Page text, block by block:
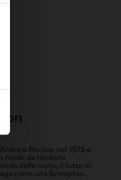
Ritchie, nel 1975 e
modo da renderla
delle ruote, il tutto in
come una Brompton.